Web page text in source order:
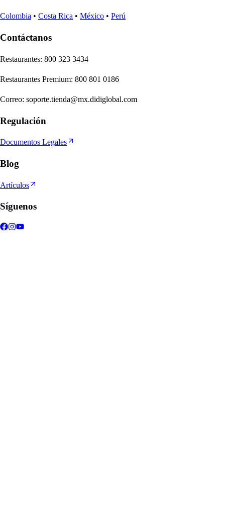
Colombia • Costa Rica • México • Perú
Contáctanos
Restaurantes: 800 323 3434
Restaurantes Premium: 800 801 0186
Correo: soporte.tienda@mx.didiglobal.com
Regulación
Documentos Legales
Blog
Artículos
Síguenos